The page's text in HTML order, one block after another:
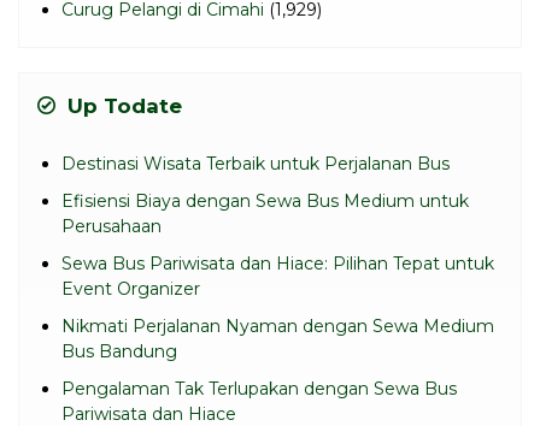
Curug Pelangi di Cimahi (1,929)
Up Todate
Destinasi Wisata Terbaik untuk Perjalanan Bus
Efisiensi Biaya dengan Sewa Bus Medium untuk
Perusahaan
Sewa Bus Pariwisata dan Hiace: Pilihan Tepat untuk
Event Organizer
Nikmati Perjalanan Nyaman dengan Sewa Medium
Bus Bandung
Pengalaman Tak Terlupakan dengan Sewa Bus
Pariwisata dan Hiace